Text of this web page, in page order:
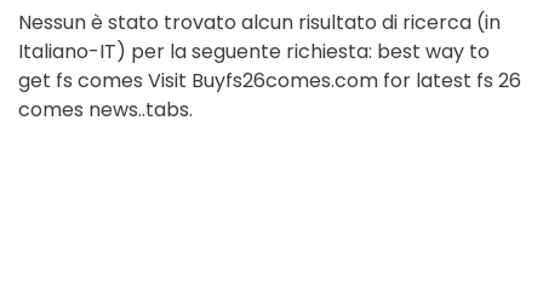
Nessun è stato trovato alcun risultato di ricerca (in
Italiano-IT) per la seguente richiesta: best way to
get fs comes Visit Buyfs26comes.com for latest fs 26
comes news..tabs.